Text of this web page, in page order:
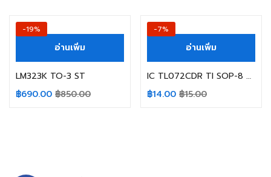
-19%
อ่านเพิ่ม
LM323K TO-3 ST
฿690.00 ฿850.00
-7%
อ่านเพิ่ม
IC TL072CDR TI SOP-8 SMD ไอซี (สินค้าในไทย ส่งเร็วทันใจ)
฿14.00 ฿15.00